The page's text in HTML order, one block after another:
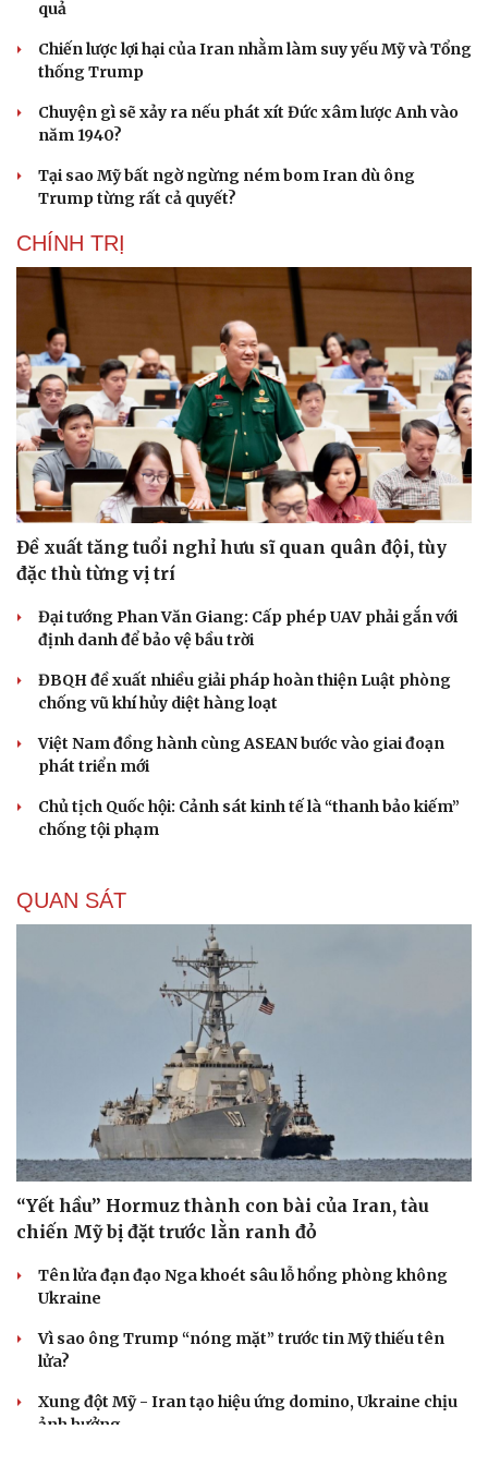
quả
Chiến lược lợi hại của Iran nhằm làm suy yếu Mỹ và Tổng
thống Trump
Chuyện gì sẽ xảy ra nếu phát xít Đức xâm lược Anh vào
năm 1940?
Tại sao Mỹ bất ngờ ngừng ném bom Iran dù ông
Trump từng rất cả quyết?
CHÍNH TRỊ
Đề xuất tăng tuổi nghỉ hưu sĩ quan quân đội, tùy
đặc thù từng vị trí
Đại tướng Phan Văn Giang: Cấp phép UAV phải gắn với
định danh để bảo vệ bầu trời
ĐBQH đề xuất nhiều giải pháp hoàn thiện Luật phòng
chống vũ khí hủy diệt hàng loạt
Việt Nam đồng hành cùng ASEAN bước vào giai đoạn
phát triển mới
Chủ tịch Quốc hội: Cảnh sát kinh tế là “thanh bảo kiếm”
chống tội phạm
QUAN SÁT
“Yết hầu” Hormuz thành con bài của Iran, tàu
chiến Mỹ bị đặt trước lằn ranh đỏ
Tên lửa đạn đạo Nga khoét sâu lỗ hổng phòng không
Ukraine
Vì sao ông Trump “nóng mặt” trước tin Mỹ thiếu tên
lửa?
Xung đột Mỹ - Iran tạo hiệu ứng domino, Ukraine chịu
ảnh hưởng